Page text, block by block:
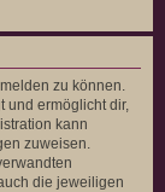
zu können.
und ermöglicht dir,
kann
zuweisen.
die jeweiligen